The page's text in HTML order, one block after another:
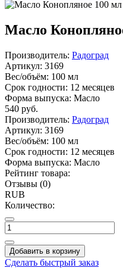
Масло
Производитель: Радоград
Артикул: 3169
Вес/объём: 100 мл
Срок годности: 12 месяцев
Форма выпуска: Масло
540 руб.
Производитель: Радоград
Артикул: 3169
Вес/объём: 100 мл
Срок годности: 12 месяцев
Форма выпуска: Масло
Рейтинг товара:
Отзывы (0)
RUB
Количество:
Добавить в корзину
Сделать быстрый заказ